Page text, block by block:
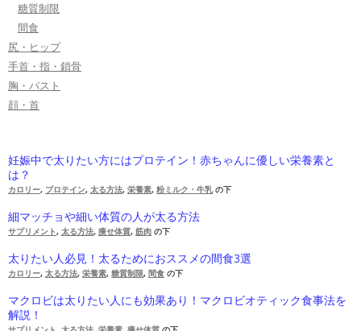
糖質制限
間食
尻・ヒップ
手首・指・鎖骨
胸・バスト
顔・首
妊娠中で太りたい方にはプロテイン！赤ちゃんに優しい栄養素と
は？
カロリー, プロテイン, 太る方法, 栄養素, 粉ミルク・牛乳の下
細マッチョや細い体質の人が太る方法
サプリメント, 太る方法, 痩せ体質, 筋肉 の下
太りたい人必見！太るためにおススメの間食3選
カロリー, 太る方法, 栄養素, 糖質制限, 間食 の下
マクロビは太りたい人にも効果あり！マクロビオティック食事法を
解説！